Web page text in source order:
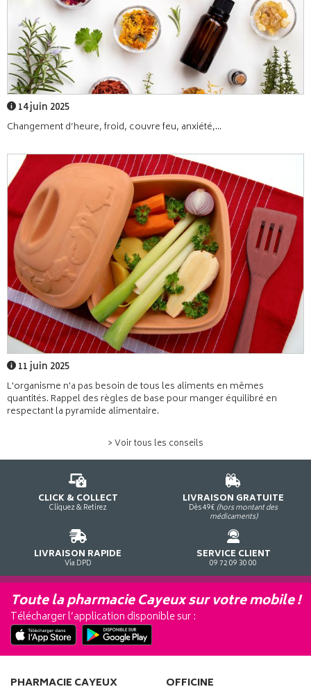
14 juin 2025
Changement d’heure, froid, couvre feu, anxiété,...
11 juin 2025
L'organisme n'a pas besoin de tous les aliments en mêmes
quantités. Rappel des règles de base pour manger équilibré en
respectant la pyramide alimentaire.
> Voir tous les conseils
CLICK & COLLECT
Cliquez & Retirez
LIVRAISON GRATUITE
Dès 49€ (hors montant des
médicaments)
LIVRAISON RAPIDE
Via DPD
SERVICE CLIENT
09 72 09 30 00
Toute la pharmacie Cayeux sur votre mobile !
Télécharger l’application disponible sur :
PHARMACIE CAYEUX OFFICINE